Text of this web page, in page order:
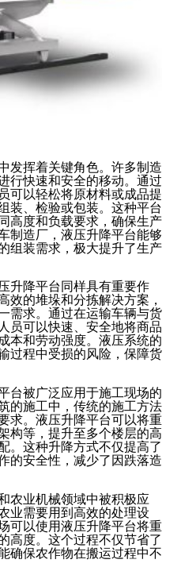
发挥着关键角色。许多制造
行快速和安全的移动。通过
可以轻松将原材料或成品提
装、检验或包装。这种平台
高度和负载要求，确保生产
制造厂，液压升降平台能够
组装需求，极大提升了生产
升降平台同样具有重要作
效的堆垛和分拣解决方案，
需求。通过在运输车辆与货
员可以快速、安全地将商品
本和劳动强度。液压系统的
过程中受损的风险，保障货
台被广泛应用于施工现场的
的施工中，传统的施工方法
求。液压升降平台可以将重
构等，提升至多个楼层的高
。这种升降方式不仅提高了
的安全性，减少了因跌落造
农业机械领域中被积极应
业需要用到高效的处理设
可以使用液压升降平台将重
高度。这个过程不仅节省了
确保农作物在搬运过程中不